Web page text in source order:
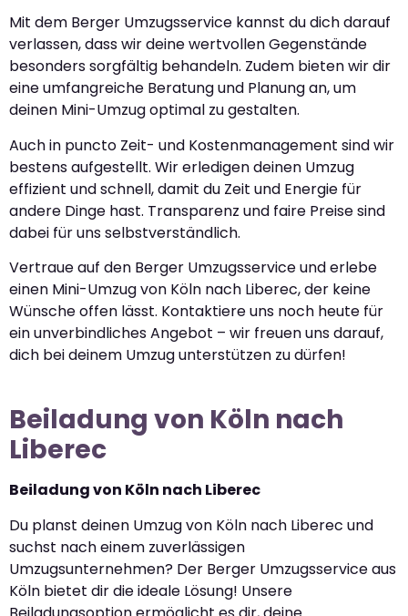
Mit dem Berger Umzugsservice kannst du dich darauf
verlassen, dass wir deine wertvollen Gegenstände
besonders sorgfältig behandeln. Zudem bieten wir dir
eine umfangreiche Beratung und Planung an, um
deinen Mini-Umzug optimal zu gestalten.
Auch in puncto Zeit- und Kostenmanagement sind wir
bestens aufgestellt. Wir erledigen deinen Umzug
effizient und schnell, damit du Zeit und Energie für
andere Dinge hast. Transparenz und faire Preise sind
dabei für uns selbstverständlich.
Vertraue auf den Berger Umzugsservice und erlebe
einen Mini-Umzug von Köln nach Liberec, der keine
Wünsche offen lässt. Kontaktiere uns noch heute für
ein unverbindliches Angebot – wir freuen uns darauf,
dich bei deinem Umzug unterstützen zu dürfen!
Beiladung von Köln nach
Liberec
Beiladung von Köln nach Liberec
Du planst deinen Umzug von Köln nach Liberec und
suchst nach einem zuverlässigen
Umzugsunternehmen? Der Berger Umzugsservice aus
Köln bietet dir die ideale Lösung! Unsere